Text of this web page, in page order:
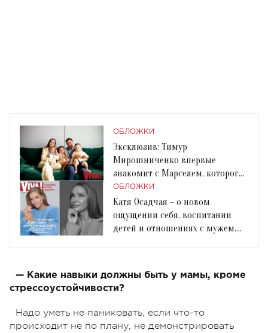
ОБЛОЖКИ
Эксклюзив: Тимур
Мирошниченко впервые
знакомит с Марселем, которого
усыновил во время войны
ОБЛОЖКИ
Катя Осадчая – о новом
ощущении себя, воспитании
детей и отношениях с мужем.
— Какие навыки должны быть у мамы, кроме
стрессоустойчивости?
Надо уметь не паниковать, если что-то
происходит не по плану, не демонстрировать